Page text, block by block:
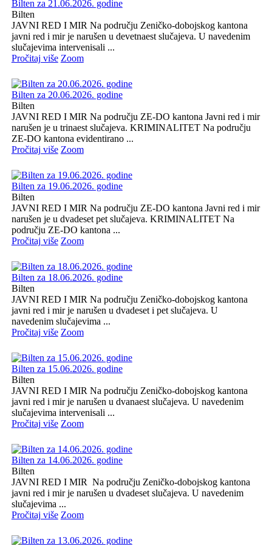
Bilten za 21.06.2026. godine
Bilten
JAVNI RED I MIR Na području Zeničko-dobojskog kantona
javni red i mir je narušen u devetnaest slučajeva. U navedenim
slučajevima intervenisali ...
Pročitaj više Zoom
Bilten za 20.06.2026. godine
Bilten
JAVNI RED I MIR Na području ZE-DO kantona Javni red i mir
narušen je u trinaest slučajeva. KRIMINALITET Na području
ZE-DO kantona evidentirano ...
Pročitaj više Zoom
Bilten za 19.06.2026. godine
Bilten
JAVNI RED I MIR Na području ZE-DO kantona Javni red i mir
narušen je u dvadeset pet slučajeva. KRIMINALITET Na
području ZE-DO kantona ...
Pročitaj više Zoom
Bilten za 18.06.2026. godine
Bilten
JAVNI RED I MIR Na području Zeničko-dobojskog kantona
javni red i mir je narušen u dvadeset i pet slučajeva. U
navedenim slučajevima ...
Pročitaj više Zoom
Bilten za 15.06.2026. godine
Bilten
JAVNI RED I MIR Na području Zeničko-dobojskog kantona
javni red i mir je narušen u dvanaest slučajeva. U navedenim
slučajevima intervenisali ...
Pročitaj više Zoom
Bilten za 14.06.2026. godine
Bilten
JAVNI RED I MIR Na području Zeničko-dobojskog kantona
javni red i mir je narušen u dvadeset slučajeva. U navedenim
slučajevima ...
Pročitaj više Zoom